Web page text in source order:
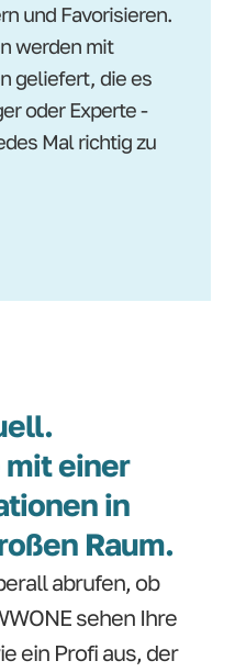
und Favorisieren.
werden mit
geliefert, die es
oder Experte -
Mal richtig zu
mit einer
in
Raum.
abrufen, ob
sehen Ihre
ein Profi aus, der